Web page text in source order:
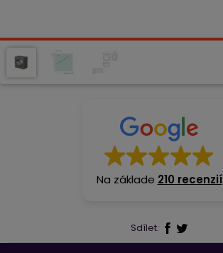
Sdílet:
Na základe 210 recenzií